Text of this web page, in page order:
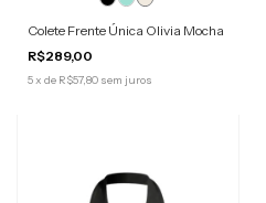
Colete Frente Única Olivia Mocha
R$289,00
5x de R$57,80 sem juros